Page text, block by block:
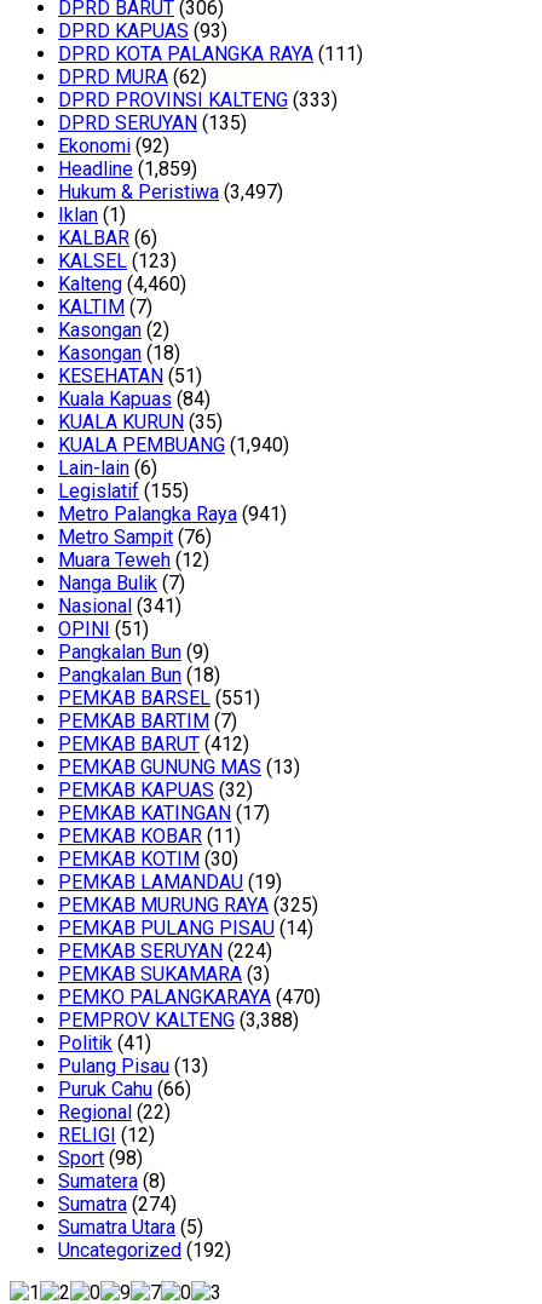
DPRD BARUT (306)
DPRD KAPUAS (93)
DPRD KOTA PALANGKA RAYA (111)
DPRD MURA (62)
DPRD PROVINSI KALTENG (333)
DPRD SERUYAN (135)
Ekonomi (92)
Headline (1,859)
Hukum & Peristiwa (3,497)
Iklan (1)
KALBAR (6)
KALSEL (123)
Kalteng (4,460)
KALTIM (7)
Kasongan (2)
Kasongan (18)
KESEHATAN (51)
Kuala Kapuas (84)
KUALA KURUN (35)
KUALA PEMBUANG (1,940)
Lain-lain (6)
Legislatif (155)
Metro Palangka Raya (941)
Metro Sampit (76)
Muara Teweh (12)
Nanga Bulik (7)
Nasional (341)
OPINI (51)
Pangkalan Bun (9)
Pangkalan Bun (18)
PEMKAB BARSEL (551)
PEMKAB BARTIM (7)
PEMKAB BARUT (412)
PEMKAB GUNUNG MAS (13)
PEMKAB KAPUAS (32)
PEMKAB KATINGAN (17)
PEMKAB KOBAR (11)
PEMKAB KOTIM (30)
PEMKAB LAMANDAU (19)
PEMKAB MURUNG RAYA (325)
PEMKAB PULANG PISAU (14)
PEMKAB SERUYAN (224)
PEMKAB SUKAMARA (3)
PEMKO PALANGKARAYA (470)
PEMPROV KALTENG (3,388)
Politik (41)
Pulang Pisau (13)
Puruk Cahu (66)
Regional (22)
RELIGI (12)
Sport (98)
Sumatera (8)
Sumatra (274)
Sumatra Utara (5)
Uncategorized (192)